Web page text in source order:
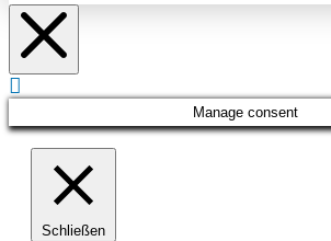
Manage consent
Schließen